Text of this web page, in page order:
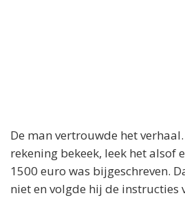
De man vertrouwde het
rekening bekeek, leek het alsof
1500 euro was bijgeschreven.
niet en volgde hij de instructies